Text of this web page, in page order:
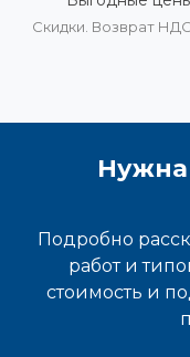
Скидки. Возврат
Нужна
Подробно
работ и
стоимость и